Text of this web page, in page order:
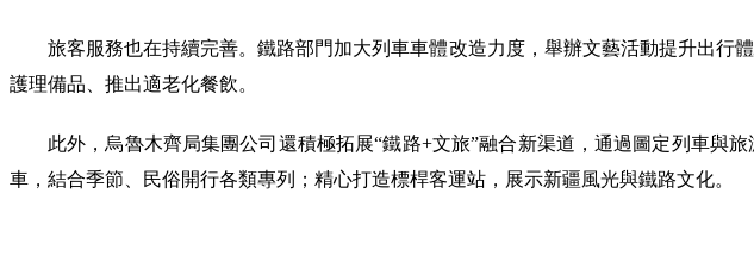
旅客服務也在持續完善。鐵路部門加大列車車體改造力度，舉辦文藝活動提升出行
護理備品、推出適老化餐飲。
此外，烏魯木齊局集團公司還積極拓展“鐵路+文旅”融合新渠道，通過圖定列車與
車，結合季節、民俗開行各類專列；精心打造標桿客運站，展示新疆風光與鐵路文化。